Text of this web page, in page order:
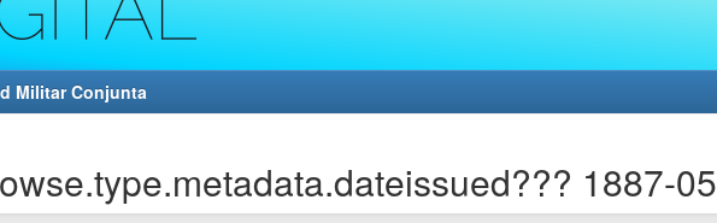
Militar Conjunta
1887-05